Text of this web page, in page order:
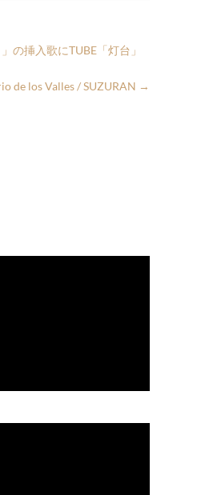
の挿入歌にTUBE「灯台」
de los Valles / SUZURAN →